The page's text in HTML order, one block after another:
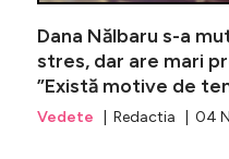
Dana Nălbaru s-a
stres, dar are mari
”Există motive de
Vedete | Redactia | 04